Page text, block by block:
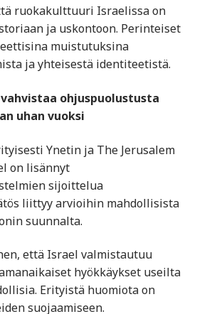
ruokakulttuuri Israelissa on
ja uskontoon. Perinteiset
muistutuksina
ja yhteisestä identiteetistä.
ohjuspuolustusta
uhan vuoksi
Ynetin ja The Jerusalem
on lisännyt
sijoittelua
liittyy arvioihin mahdollisista
suunnalta.
että Israel valmistautuu
hyökkäykset useilta
Erityistä huomiota on
suojaamiseen.